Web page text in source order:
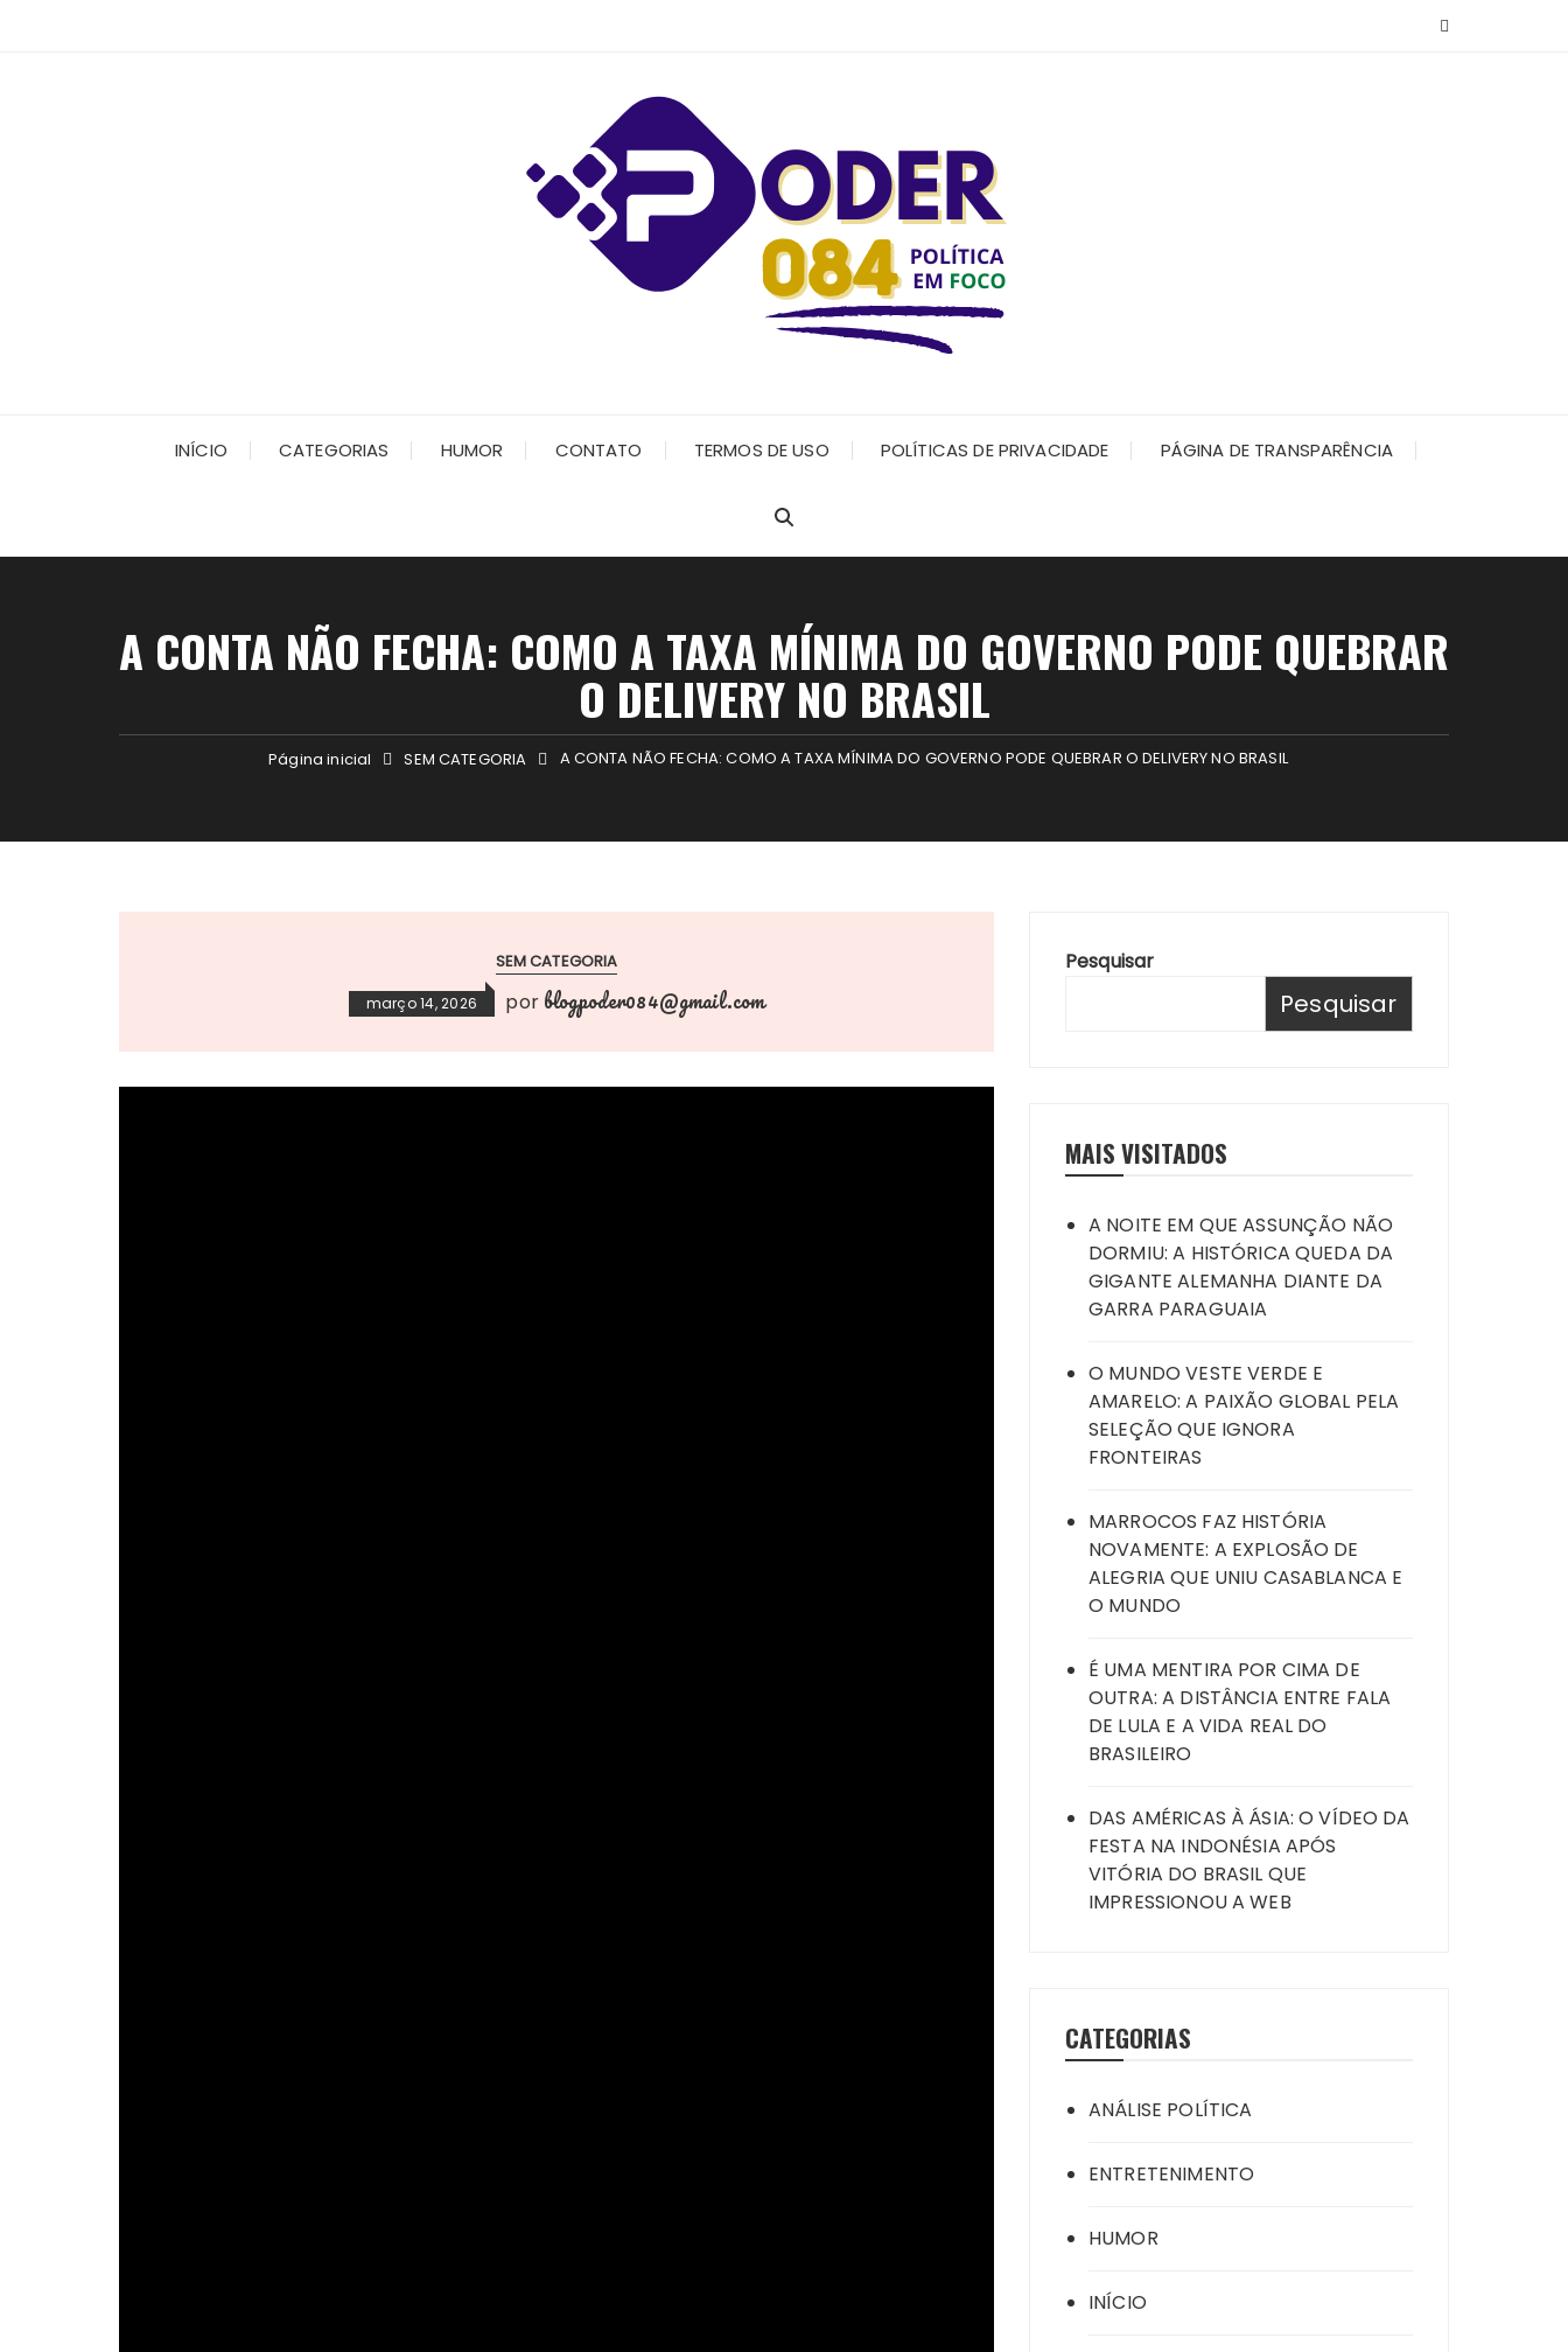
INÍCIO CATEGORIAS HUMOR CONTATO TERMOS DE USO POLÍTICAS DE PRIVACIDADE PÁGINA DE TRANSPARÊNCIA
A CONTA NÃO FECHA: COMO A TAXA MÍNIMA DO GOVERNO PODE QUEBRAR
O DELIVERY NO BRASIL
Página inicial SEM CATEGORIA A CONTA NÃO FECHA: COMO A TAXA MÍNIMA DO GOVERNO PODE QUEBRAR O DELIVERY NO BRASIL
SEM CATEGORIA
março 14, 2026 por blogpoder084@gmail.com
Pesquisar
Pesquisar
MAIS VISITADOS
A NOITE EM QUE ASSUNÇÃO NÃO
DORMIU: A HISTÓRICA QUEDA DA
GIGANTE ALEMANHA DIANTE DA
GARRA PARAGUAIA
O MUNDO VESTE VERDE E
AMARELO: A PAIXÃO GLOBAL PELA
SELEÇÃO QUE IGNORA
FRONTEIRAS
MARROCOS FAZ HISTÓRIA
NOVAMENTE: A EXPLOSÃO DE
ALEGRIA QUE UNIU CASABLANCA E
O MUNDO
É UMA MENTIRA POR CIMA DE
OUTRA: A DISTÂNCIA ENTRE FALA
DE LULA E A VIDA REAL DO
BRASILEIRO
DAS AMÉRICAS À ÁSIA: O VÍDEO DA
FESTA NA INDONÉSIA APÓS
VITÓRIA DO BRASIL QUE
IMPRESSIONOU A WEB
CATEGORIAS
ANÁLISE POLÍTICA
ENTRETENIMENTO
HUMOR
INÍCIO